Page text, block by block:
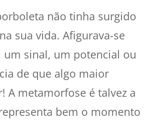
não tinha surgido
sua vida. Afigurava-se
um sinal, um potencial ou
de que algo maior
A metamorfose é talvez a
bem o momento